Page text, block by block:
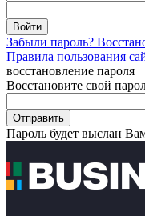
Забыли пароль?
Правила пользования
восстановление пароля
Восстановите свой
Пароль будет выслан